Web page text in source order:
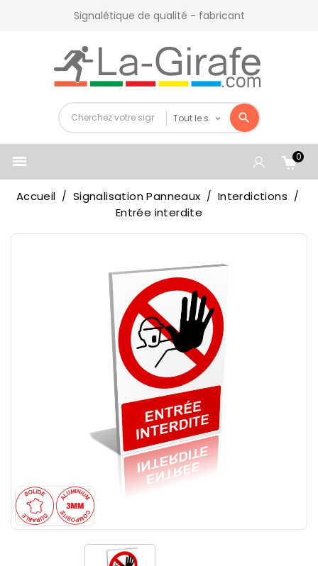
Signalétique de qualité - fabricant
 0
Accueil Signalisation Panneaux
Interdictions
Entrée interdite